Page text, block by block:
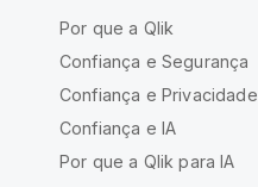
Por que a Qlik
Confiança e Segurança
Confiança e Privacidade
Confiança e IA
Por que a Qlik para IA